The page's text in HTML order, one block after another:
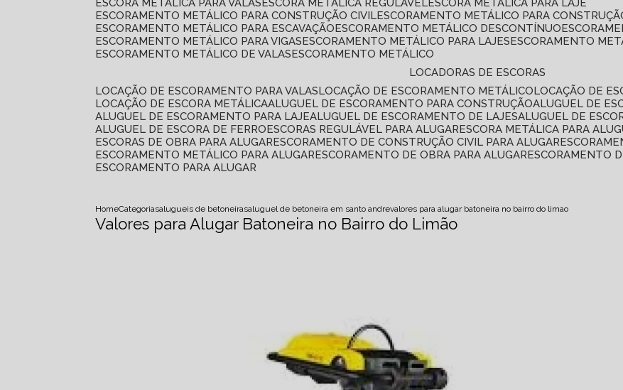
ESCORA METÁLICA PARA VALAS
ESCORA METÁLICA REGULÁVEL ESCORA METÁLICA PARA LAJE
ESCORAMENTO METÁLICO PARA CONSTRUÇÃO CIVIL ESCORAMENTO METÁLICO PARA
ESCORAMENTO METÁLICO PARA ESCAVAÇÃO
ESCORAMENTO METÁLICO DESCONTÍNUO
ESCORAMENTO METÁLICO PARA VIGAS
ESCORAMENTO METÁLICO PARA LAJES
ESCORAMENTO
ESCORAMENTO METÁLICO DE VALAS
ESCORAMENTO METÁLICO
LOCADORAS DE ESCORAS
LOCAÇÃO DE ESCORAMENTO PARA VALAS LOCAÇÃO DE ESCORAMENTO METÁLICO LOCAÇÃO DE
LOCAÇÃO DE ESCORA METÁLICA ALUGUEL DE ESCORAMENTO PARA CONSTRUÇÃO ALUGUEL DE
ALUGUEL DE ESCORAMENTO PARA LAJE ALUGUEL DE ESCORAMENTO DE LAJES ALUGUEL DE
ALUGUEL DE ESCORA DE FERRO
ESCORAS REGULÁVEL PARA ALUGAR ESCORA METÁLICA PARA
ESCORAS DE OBRA PARA ALUGAR ESCORAMENTO DE CONSTRUÇÃO CIVIL PARA ALUGAR
ESCORAMENTO METÁLICO PARA ALUGAR ESCORAMENTO DE OBRA PARA ALUGAR ESCORAMENTO
ESCORAMENTO PARA ALUGAR
HomeCategoriasalugueis de betoneirasaluguel de betoneira em santo andrevalores para alugar batoneira no bairro do limao
Valores para Alugar Batoneira no Bairro do Limão